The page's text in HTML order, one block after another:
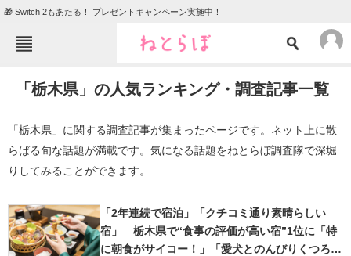
🎁 Switch 2もあたる！ プレゼントキャンペーン実施中！
TOP ニュース
グルメ 地域
動物 リサーチ
会員記事
「栃木県」の人気ランキング・調査記事一覧
「栃木県」に関する調査記事が集まったページです。ネット上に散
らばる旬な話題が満載です。気になる話題をねとらぼ調査隊で深堀
りしてみることができます。
「2年連続で宿泊」「クチコミ通り素晴らしい
宿」 栃木県で“食事の評価が高い宿”1位に「特
に朝食がサイコー！」「愛犬とのんびりくつろげ